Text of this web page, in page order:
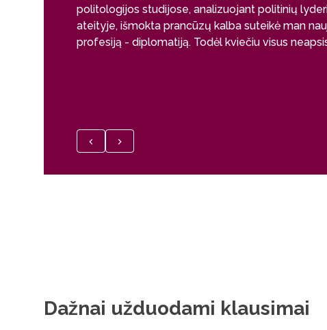
politologijos studijose, analizuojant politinių
ateityje, išmokta prancūzų kalba suteikė man
profesiją - diplomatiją. Todėl kviečiu visus
Dažnai užduodami klausimai